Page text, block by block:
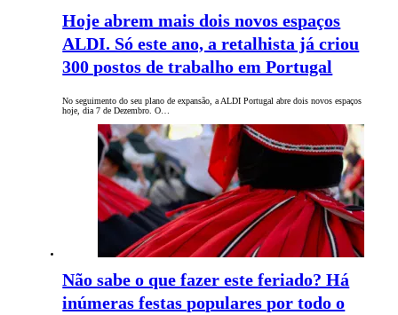
Hoje abrem mais dois novos espaços
ALDI. Só este ano, a retalhista já criou
300 postos de trabalho em Portugal
No seguimento do seu plano de expansão, a ALDI Portugal abre dois novos espaços
hoje, dia 7 de Dezembro. O…
Não sabe o que fazer este feriado? Há
inúmeras festas populares por todo o